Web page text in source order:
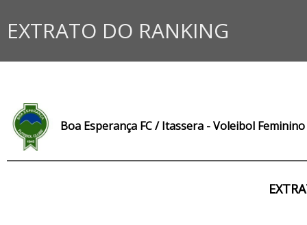
EXTRATO DO RANKING
Boa Esperança FC / Itassera - Voleibol Feminino